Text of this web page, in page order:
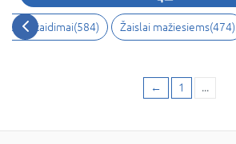
žaidimai(584) Žaislai mažiesiems(474)
← 1 ...